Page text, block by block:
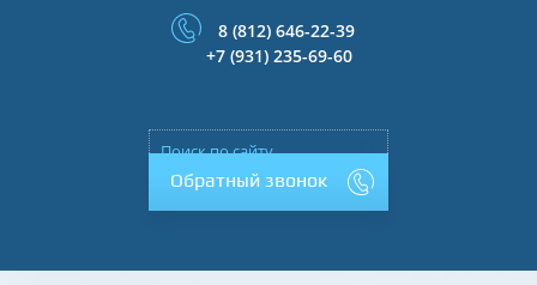
8 (812) 646-22-39
+7 (931) 235-69-60
Обратный звонок